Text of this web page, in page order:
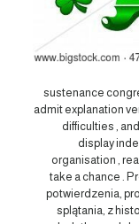
sustenance
admit explanation
difficulties ,
display
organisation ,
take a chance .
potwierdzenia,
splątania, z